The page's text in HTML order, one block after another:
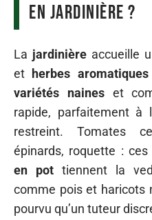
en jardinière ?
La jardinièreaccueille
et
herbes aromatiques
variétés naineset
rapide, parfaitement à
restreint. Tomates
épinards, roquette :
en pot tiennent la
comme pois et haricots
pourvu qu’un tuteur